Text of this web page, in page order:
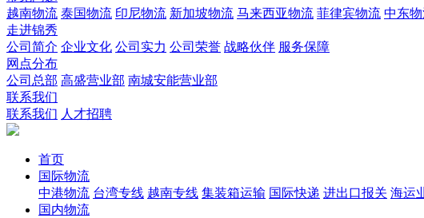
越南物流 泰国物流 印尼物流 新加坡物流 马来西亚物流 菲律宾物流 中东
走进锦秀
公司简介 企业文化 公司实力 公司荣誉 战略伙伴 服务保障
网点分布
公司总部 高盛营业部 南城安能营业部
联系我们
联系我们 人才招聘
首页
国际物流
中港物流 台湾专线 越南专线 集装箱运输 国际快递 进出口报关 海运
国内物流